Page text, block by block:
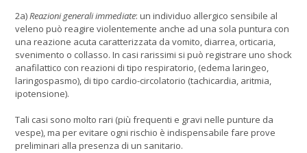
2a)Reazioni generali immediate: un individuo allergico sensibile al
veleno può reagire violentemente anche ad una sola puntura con
una reazione acuta caratterizzata da vomito, diarrea, orticaria,
svenimento o collasso. In casi rarissimi si può registrare uno shock
anafilattico con reazioni di tipo respiratorio, (edema laringeo,
laringospasmo), di tipo cardio-circolatorio (tachicardia, aritmia,
ipotensione).
Tali casi sono molto rari (più frequenti e gravi nelle punture da
vespe), ma per evitare ogni rischio è indispensabile fare prove
preliminari alla presenza di un sanitario.